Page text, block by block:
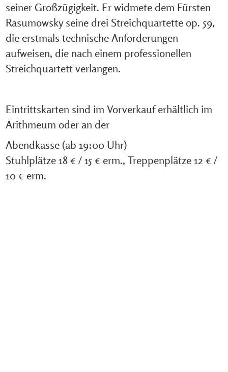
seiner Großzügigkeit. Er widmete dem Fürsten
Rasumowsky seine drei Streichquartette op. 59,
die erstmals technische Anforderungen
aufweisen, die nach einem professionellen
Streichquartett verlangen.
Eintrittskarten sind im Vorverkauf erhältlich im
Arithmeum oder an der
Abendkasse (ab 19:00 Uhr)
Stuhlplätze 18 € / 15 € erm., Treppenplätze 12 € /
10 € erm.